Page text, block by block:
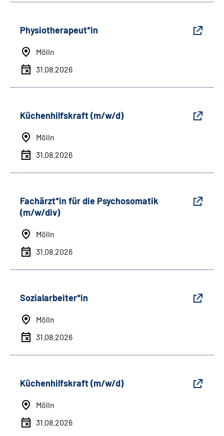
Physiotherapeut*in
Mölln
31.08.2026
Küchenhilfskraft (m/w/d)
Mölln
31.08.2026
Fachärzt*in für die Psychosomatik
(m/w/div)
Mölln
31.08.2026
Sozialarbeiter*in
Mölln
31.08.2026
Küchenhilfskraft (m/w/d)
Mölln
31.08.2026